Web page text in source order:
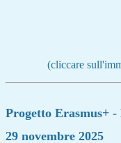
(cliccare
Progetto Erasmus+
29 novembre 2025